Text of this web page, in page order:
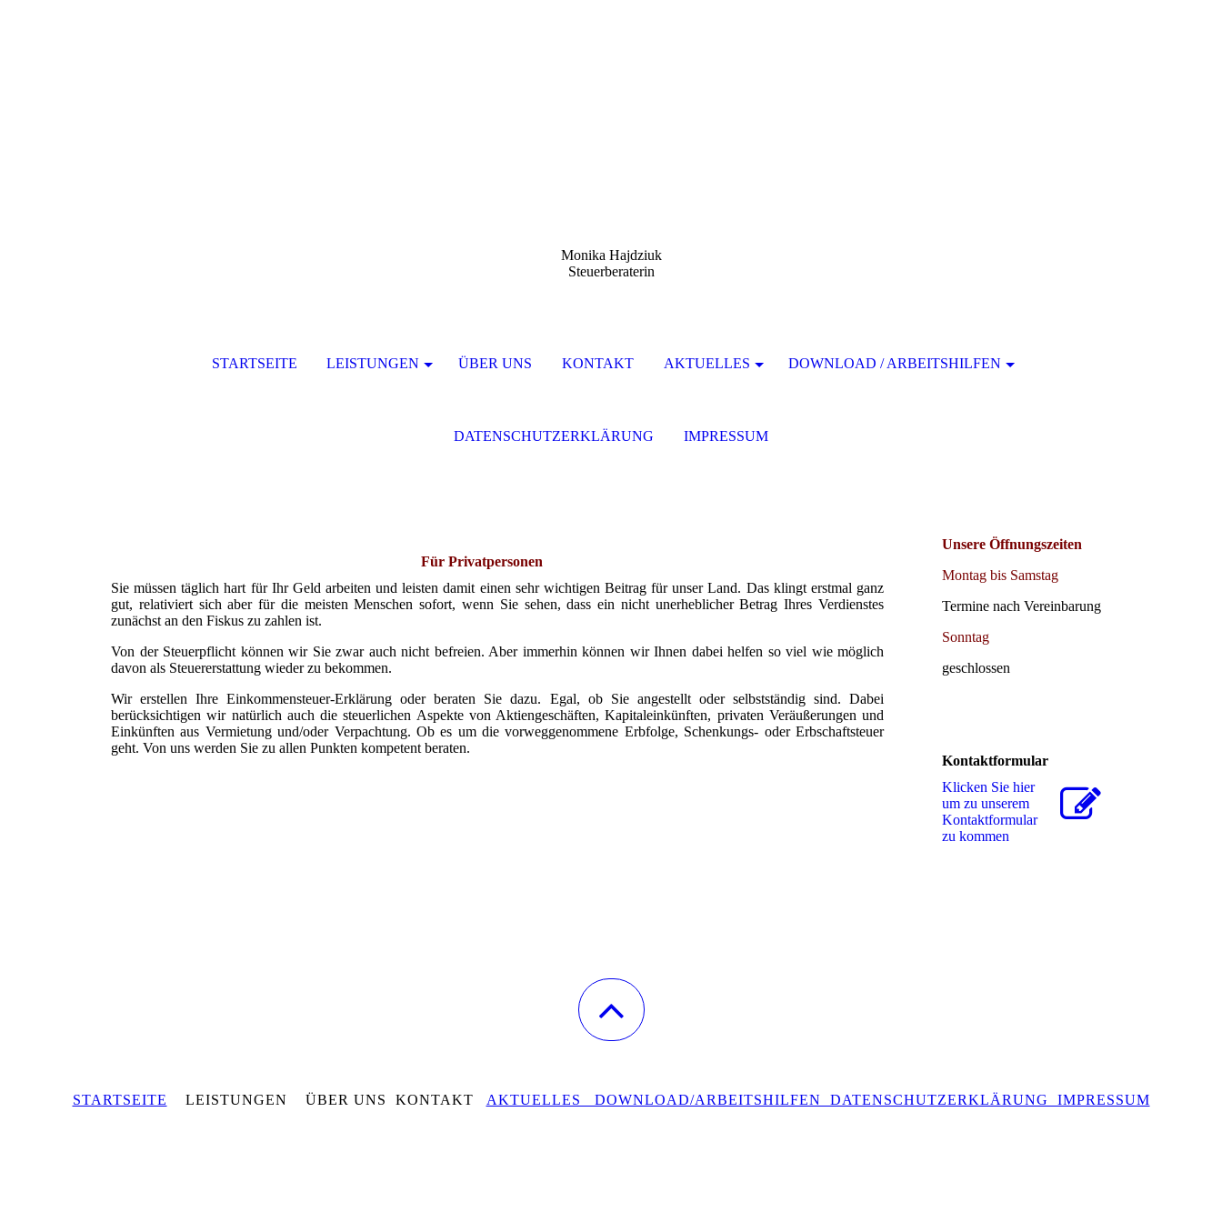
Monika Hajdziuk
Steuerberaterin
STARTSEITE LEISTUNGEN ÜBER UNS KONTAKT AKTUELLES DOWNLOAD / ARBEITSHILFEN
DATENSCHUTZERKLÄRUNG IMPRESSUM
Für Privatpersonen
Sie müssen täglich hart für Ihr Geld arbeiten und leisten damit einen sehr wichtigen Beitrag für unser Land. Das klingt erstmal ganz
gut, relativiert sich aber für die meisten Menschen sofort, wenn Sie sehen, dass ein nicht unerheblicher Betrag Ihres Verdienstes
zunächst an den Fiskus zu zahlen ist.
Von der Steuerpflicht können wir Sie zwar auch nicht befreien. Aber immerhin können wir Ihnen dabei helfen so viel wie möglich
davon als Steuererstattung wieder zu bekommen.
Wir erstellen Ihre Einkommensteuer-Erklärung oder beraten Sie dazu. Egal, ob Sie angestellt oder selbstständig sind. Dabei
berücksichtigen wir natürlich auch die steuerlichen Aspekte von Aktiengeschäften, Kapitaleinkünften, privaten Veräußerungen und
Einkünften aus Vermietung und/oder Verpachtung. Ob es um die vorweggenommene Erbfolge, Schenkungs- oder Erbschaftsteuer
geht. Von uns werden Sie zu allen Punkten kompetent beraten.
Unsere Öffnungszeiten
Montag bis Samstag
Termine nach Vereinbarung
Sonntag
geschlossen
Kontaktformular
Klicken Sie hier
um zu unserem
Kon­takt­for­mu­lar
zu kommen
STARTSEITE LEISTUNGEN ÜBER UNS KONTAKT AKTUELLES DOWNLOAD/ARBEITSHILFEN DATENSCHUTZERKLÄRUNG IMPRESSUM